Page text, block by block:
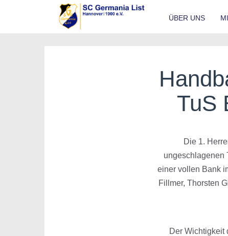
ÜBER UNS
TuS
Die 1.
ungeschlagenen
einer vollen Bank
Fillmer, Thorsten
Der Wichtigkeit